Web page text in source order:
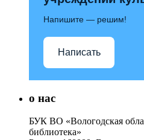
Напишите — решим!
Написать
о нас
БУК ВО «Вологодская
библиотека»